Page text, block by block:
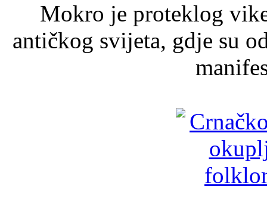
Mokro je proteklog
antičkog svijeta, gdje su